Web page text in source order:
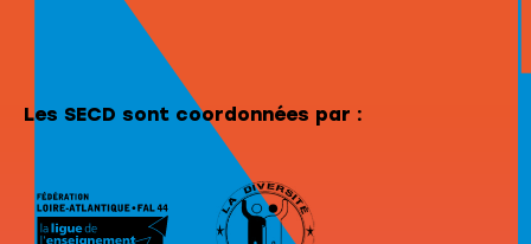
Les SECD sont coordonnées par :